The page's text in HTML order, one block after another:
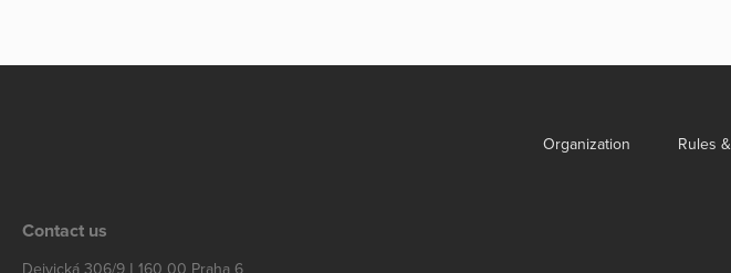
Organization Rules
Contact us
Dejvická 306/9 | 160 00 Praha 6